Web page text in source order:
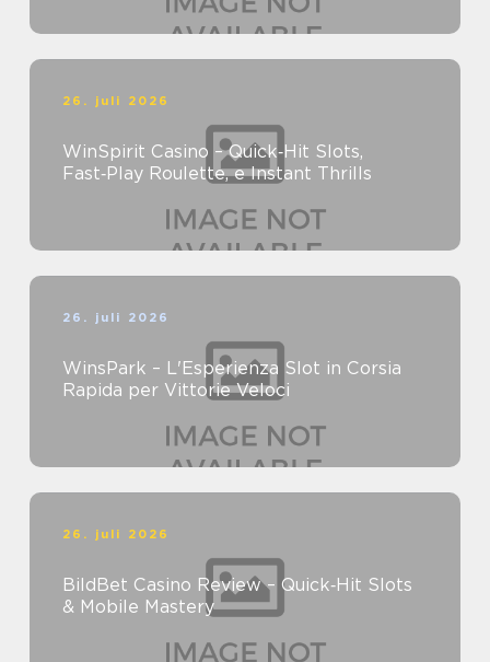
26. juli 2026
WinSpirit Casino – Quick‑Hit Slots,
Fast‑Play Roulette, e Instant Thrills
26. juli 2026
WinsPark – L'Esperienza Slot in Corsia
Rapida per Vittorie Veloci
26. juli 2026
BildBet Casino Review – Quick‑Hit Slots
& Mobile Mastery